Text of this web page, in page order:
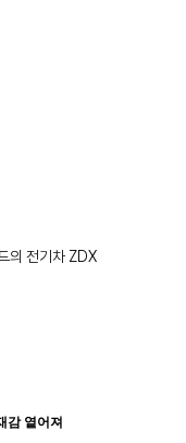
의 전기차 ZDX
감 옅어져